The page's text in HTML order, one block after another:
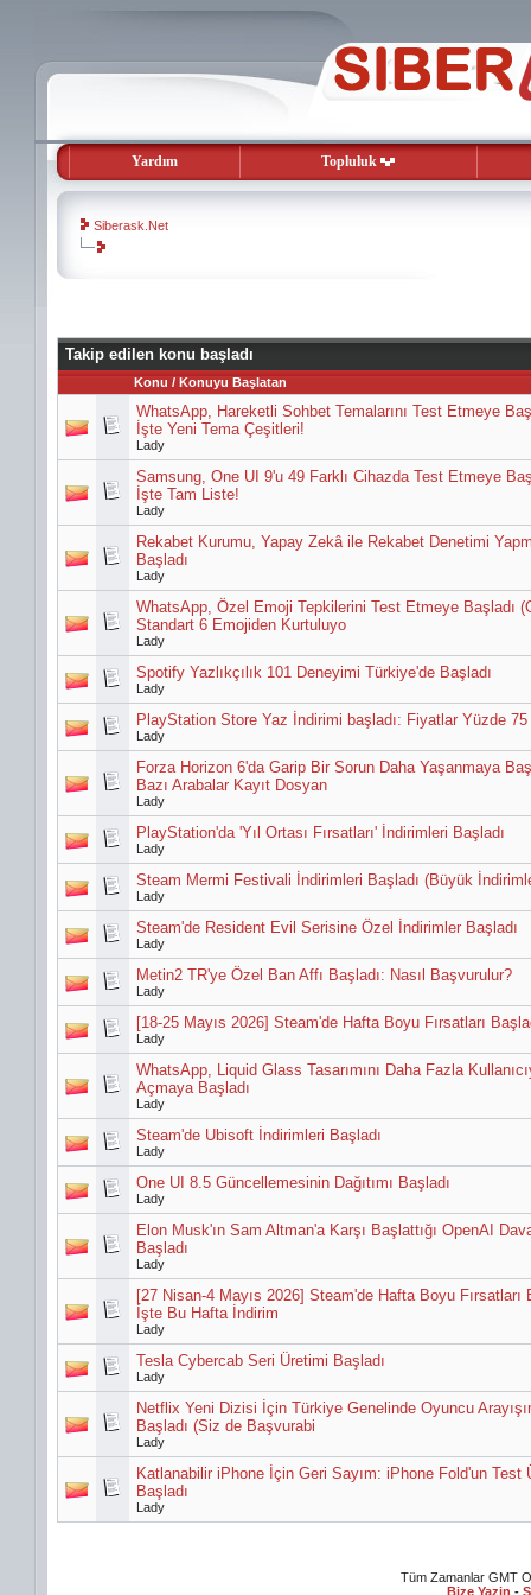
Yardım Topluluk
Siberask.Net
gaziantep
escort
gaziantep
Takip edilen konu başladı
Konu / Konuyu Başlatan
WhatsApp, Hareketli Sohbet Temalarını Test Etmeye
İşte Yeni Tema Çeşitleri!
Lady
Samsung, One UI 9'u 49 Farklı Cihazda Test Etmeye
İşte Tam Liste!
Lady
Rekabet Kurumu, Yapay Zekâ ile Rekabet Denetimi
Başladı
Lady
WhatsApp, Özel Emoji Tepkilerini Test Etmeye Başladı
Standart 6 Emojiden Kurtuluyo
Lady
Spotify Yazlıkçılık 101 Deneyimi Türkiye'de Başladı
Lady
PlayStation Store Yaz İndirimi başladı: Fiyatlar Yüzde
Lady
Forza Horizon 6'da Garip Bir Sorun Daha Yaşanmaya
Bazı Arabalar Kayıt Dosyan
Lady
PlayStation'da 'Yıl Ortası Fırsatları' İndirimleri Başladı
Lady
Steam Mermi Festivali İndirimleri Başladı (Büyük
Lady
Steam'de Resident Evil Serisine Özel İndirimler Başladı
Lady
Metin2 TR'ye Özel Ban Affı Başladı: Nasıl Başvurulur?
Lady
[18-25 Mayıs 2026] Steam'de Hafta Boyu Fırsatları
Lady
WhatsApp, Liquid Glass Tasarımını Daha Fazla
Açmaya Başladı
Lady
Steam'de Ubisoft İndirimleri Başladı
Lady
One UI 8.5 Güncellemesinin Dağıtımı Başladı
Lady
Elon Musk'ın Sam Altman'a Karşı Başlattığı OpenAI
Başladı
Lady
[27 Nisan-4 Mayıs 2026] Steam'de Hafta Boyu Fırsatları
İşte Bu Hafta İndirim
Lady
Tesla Cybercab Seri Üretimi Başladı
Lady
Netflix Yeni Dizisi İçin Türkiye Genelinde Oyuncu
Başladı (Siz de Başvurabi
Lady
Katlanabilir iPhone İçin Geri Sayım: iPhone Fold'un Test
Başladı
Lady
Tüm Zamanlar GMT
Bize Yazin -